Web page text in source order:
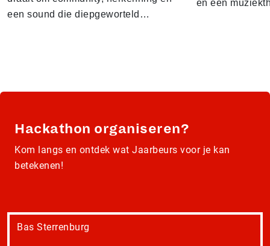
een sound die diepgeworteld…
en een
Hackathon organiseren?
Kom langs en ontdek wat Jaarbeurs voor je kan
betekenen!
Bas Sterrenburg